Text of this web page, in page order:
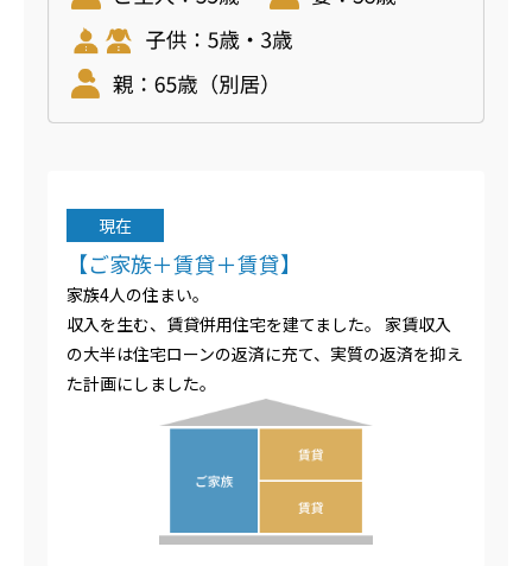
現在
【ご家族＋賃貸＋賃貸】
家族4人の住まい。
収入を生む、賃貸併用住宅を建てました。 家賃収入
の大半は住宅ローンの返済に充て、実質の返済を抑え
た計画にしました。